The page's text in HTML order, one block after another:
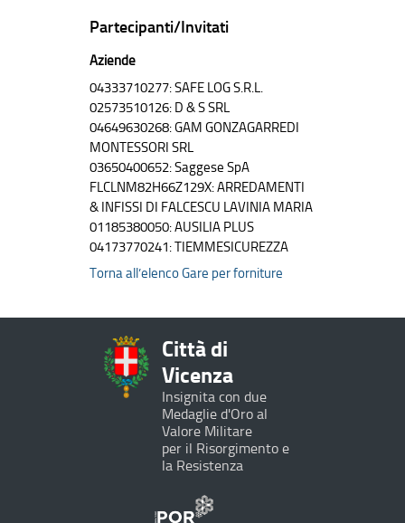
Partecipanti/Invitati
Aziende
04333710277: SAFE LOG S.R.L.
02573510126: D & S SRL
04649630268: GAM GONZAGARREDI
MONTESSORI SRL
03650400652: Saggese SpA
FLCLNM82H66Z129X: ARREDAMENTI
& INFISSI DI FALCESCU LAVINIA MARIA
01185380050: AUSILIA PLUS
04173770241: TIEMMESICUREZZA
Torna all’elenco Gare per forniture
Città di
Vicenza
Insignita con due
Medaglie d'Oro al
Valore Militare
per il Risorgimento e
la Resistenza